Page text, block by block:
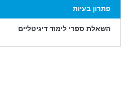
פתרון בעיות
השאלת ספרי לימוד דיגיטליים